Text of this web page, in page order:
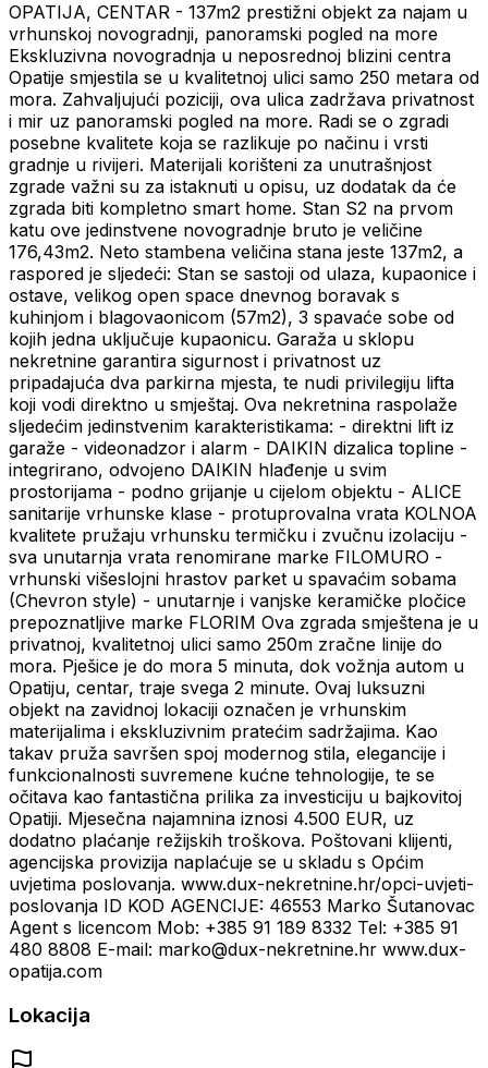
OPATIJA, CENTAR - 137m2 prestižni objekt za najam u
vrhunskoj novogradnji, panoramski pogled na more
Ekskluzivna novogradnja u neposrednoj blizini centra
Opatije smjestila se u kvalitetnoj ulici samo 250 metara od
mora. Zahvaljujući poziciji, ova ulica zadržava privatnost
i mir uz panoramski pogled na more. Radi se o zgradi
posebne kvalitete koja se razlikuje po načinu i vrsti
gradnje u rivijeri. Materijali korišteni za unutrašnjost
zgrade važni su za istaknuti u opisu, uz dodatak da će
zgrada biti kompletno smart home. Stan S2 na prvom
katu ove jedinstvene novogradnje bruto je veličine
176,43m2. Neto stambena veličina stana jeste 137m2, a
raspored je sljedeći: Stan se sastoji od ulaza, kupaonice i
ostave, velikog open space dnevnog boravak s
kuhinjom i blagovaonicom (57m2), 3 spavaće sobe od
kojih jedna uključuje kupaonicu. Garaža u sklopu
nekretnine garantira sigurnost i privatnost uz
pripadajuća dva parkirna mjesta, te nudi privilegiju lifta
koji vodi direktno u smještaj. Ova nekretnina raspolaže
sljedećim jedinstvenim karakteristikama: - direktni lift iz
garaže - videonadzor i alarm - DAIKIN dizalica topline -
integrirano, odvojeno DAIKIN hlađenje u svim
prostorijama - podno grijanje u cijelom objektu - ALICE
sanitarije vrhunske klase - protuprovalna vrata KOLNOA
kvalitete pružaju vrhunsku termičku i zvučnu izolaciju -
sva unutarnja vrata renomirane marke FILOMURO -
vrhunski višeslojni hrastov parket u spavaćim sobama
(Chevron style) - unutarnje i vanjske keramičke pločice
prepoznatljive marke FLORIM Ova zgrada smještena je u
privatnoj, kvalitetnoj ulici samo 250m zračne linije do
mora. Pješice je do mora 5 minuta, dok vožnja autom u
Opatiju, centar, traje svega 2 minute. Ovaj luksuzni
objekt na zavidnoj lokaciji označen je vrhunskim
materijalima i ekskluzivnim pratećim sadržajima. Kao
takav pruža savršen spoj modernog stila, elegancije i
funkcionalnosti suvremene kućne tehnologije, te se
očitava kao fantastična prilika za investiciju u bajkovitoj
Opatiji. Mjesečna najamnina iznosi 4.500 EUR, uz
dodatno plaćanje režijskih troškova. Poštovani klijenti,
agencijska provizija naplaćuje se u skladu s Općim
uvjetima poslovanja. www.dux-nekretnine.hr/opci-uvjeti-
poslovanja ID KOD AGENCIJE: 46553 Marko Šutanovac
Agent s licencom Mob: +385 91 189 8332 Tel: +385 91
480 8808 E-mail: marko@dux-nekretnine.hr www.dux-
opatija.com
Lokacija